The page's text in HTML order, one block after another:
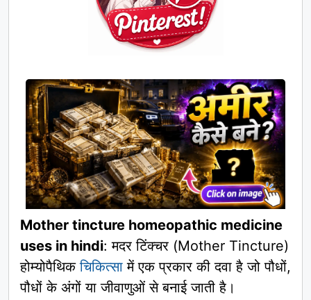
Mother tincture homeopathic medicine
uses in hindi: मदर टिंक्चर (Mother Tincture)
होम्योपैथिकचिकित्सा में एक प्रकार की दवा है जो पौधों,
पौधों के अंगों या जीवाणुओं से बनाई जाती है।